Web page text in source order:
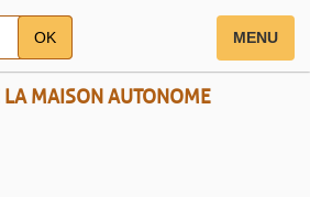
LA MAISON AUTONOME
MENU
OK